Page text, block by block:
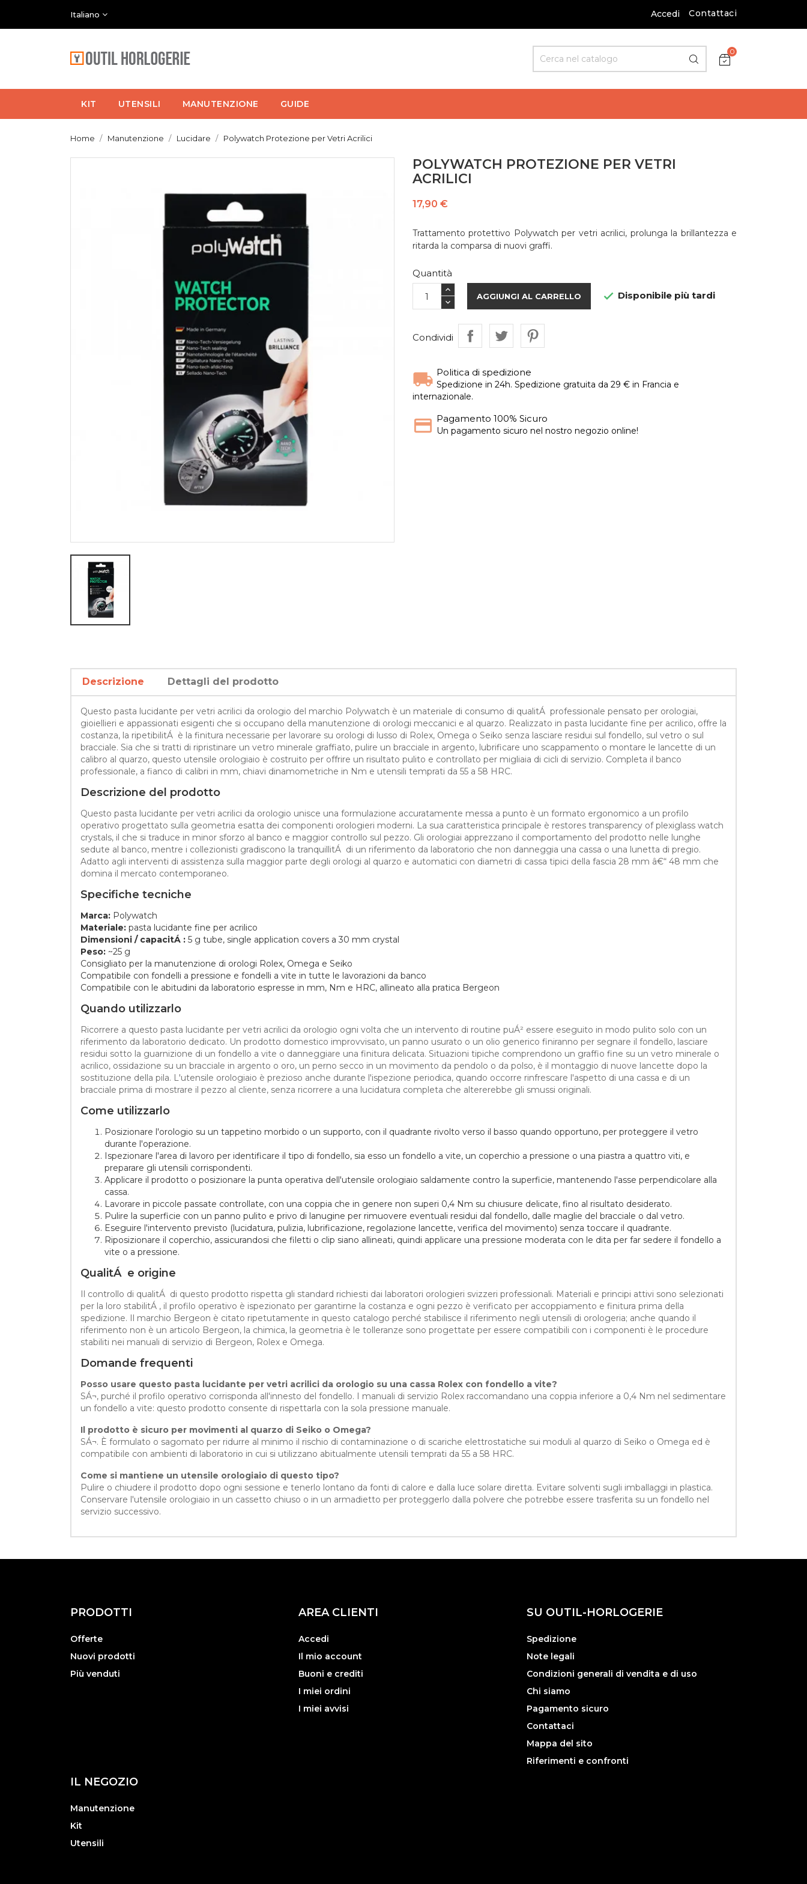
Italiano Accedi Contattaci
0
KIT UTENSILI MANUTENZIONE GUIDE
Home Manutenzione Lucidare Polywatch Protezione per Vetri Acrilici
POLYWATCH PROTEZIONE PER VETRI
ACRILICI
17,90 €
Trattamento protettivo Polywatch per vetri acrilici, prolunga la brillantezza e
ritarda la comparsa di nuovi graffi.
Quantità
AGGIUNGI AL CARRELLO  Disponibile più tardi
Condividi
Politica di spedizione
Spedizione in 24h. Spedizione gratuita da 29 € in Francia e
internazionale.
Pagamento 100% Sicuro
Un pagamento sicuro nel nostro negozio online!
Descrizione Dettagli del prodotto
Questo pasta lucidante per vetri acrilici da orologio del marchio Polywatch è un materiale di consumo di qualitÁ professionale pensato per orologiai,
gioiellieri e appassionati esigenti che si occupano della manutenzione di orologi meccanici e al quarzo. Realizzato in pasta lucidante fine per acrilico, offre la
costanza, la ripetibilitÁ è la finitura necessarie per lavorare su orologi di lusso di Rolex, Omega o Seiko senza lasciare residui sul fondello, sul vetro o sul
bracciale. Sia che si tratti di ripristinare un vetro minerale graffiato, pulire un bracciale in argento, lubrificare uno scappamento o montare le lancette di un
calibro al quarzo, questo utensile orologiaio è costruito per offrire un risultato pulito e controllato per migliaia di cicli di servizio. Completa il banco
professionale, a fianco di calibri in mm, chiavi dinamometriche in Nm e utensili temprati da 55 a 58 HRC.
Descrizione del prodotto
Questo pasta lucidante per vetri acrilici da orologio unisce una formulazione accuratamente messa a punto è un formato ergonomico a un profilo
operativo progettato sulla geometria esatta dei componenti orologieri moderni. La sua caratteristica principale è restores transparency of plexiglass watch
crystals, il che si traduce in minor sforzo al banco e maggior controllo sul pezzo. Gli orologiai apprezzano il comportamento del prodotto nelle lunghe
sedute al banco, mentre i collezionisti gradiscono la tranquillitÁ di un riferimento da laboratorio che non danneggia una cassa o una lunetta di pregio.
Adatto agli interventi di assistenza sulla maggior parte degli orologi al quarzo e automatici con diametri di cassa tipici della fascia 28 mm â€“ 48 mm che
domina il mercato contemporaneo.
Specifiche tecniche
Marca: Polywatch
Materiale: pasta lucidante fine per acrilico
Dimensioni / capacitÁ : 5 g tube, single application covers a 30 mm crystal
Peso: ~25 g
Consigliato per la manutenzione di orologi Rolex, Omega e Seiko
Compatibile con fondelli a pressione e fondelli a vite in tutte le lavorazioni da banco
Compatibile con le abitudini da laboratorio espresse in mm, Nm e HRC, allineato alla pratica Bergeon
Quando utilizzarlo
Ricorrere a questo pasta lucidante per vetri acrilici da orologio ogni volta che un intervento di routine puÁ² essere eseguito in modo pulito solo con un
riferimento da laboratorio dedicato. Un prodotto domestico improvvisato, un panno usurato o un olio generico finiranno per segnare il fondello, lasciare
residui sotto la guarnizione di un fondello a vite o danneggiare una finitura delicata. Situazioni tipiche comprendono un graffio fine su un vetro minerale o
acrilico, ossidazione su un bracciale in argento o oro, un perno secco in un movimento da pendolo o da polso, è il montaggio di nuove lancette dopo la
sostituzione della pila. L'utensile orologiaio è prezioso anche durante l'ispezione periodica, quando occorre rinfrescare l'aspetto di una cassa e di un
bracciale prima di mostrare il pezzo al cliente, senza ricorrere a una lucidatura completa che altererebbe gli smussi originali.
Come utilizzarlo
Posizionare l'orologio su un tappetino morbido o un supporto, con il quadrante rivolto verso il basso quando opportuno, per proteggere il vetro
durante l'operazione.
Ispezionare l'area di lavoro per identificare il tipo di fondello, sia esso un fondello a vite, un coperchio a pressione o una piastra a quattro viti, e
preparare gli utensili corrispondenti.
Applicare il prodotto o posizionare la punta operativa dell'utensile orologiaio saldamente contro la superficie, mantenendo l'asse perpendicolare alla
cassa.
Lavorare in piccole passate controllate, con una coppia che in genere non superi 0,4 Nm su chiusure delicate, fino al risultato desiderato.
Pulire la superficie con un panno pulito e privo di lanugine per rimuovere eventuali residui dal fondello, dalle maglie del bracciale o dal vetro.
Eseguire l'intervento previsto (lucidatura, pulizia, lubrificazione, regolazione lancette, verifica del movimento) senza toccare il quadrante.
Riposizionare il coperchio, assicurandosi che filetti o clip siano allineati, quindi applicare una pressione moderata con le dita per far sedere il fondello a
vite o a pressione.
QualitÁ e origine
Il controllo di qualitÁ di questo prodotto rispetta gli standard richiesti dai laboratori orologieri svizzeri professionali. Materiali e principi attivi sono selezionati
per la loro stabilitÁ , il profilo operativo è ispezionato per garantirne la costanza e ogni pezzo è verificato per accoppiamento e finitura prima della
spedizione. Il marchio Bergeon è citato ripetutamente in questo catalogo perché stabilisce il riferimento negli utensili di orologeria; anche quando il
riferimento non è un articolo Bergeon, la chimica, la geometria è le tolleranze sono progettate per essere compatibili con i componenti è le procedure
stabiliti nei manuali di servizio di Bergeon, Rolex e Omega.
Domande frequenti
Posso usare questo pasta lucidante per vetri acrilici da orologio su una cassa Rolex con fondello a vite?
SÁ¬, purché il profilo operativo corrisponda all'innesto del fondello. I manuali di servizio Rolex raccomandano una coppia inferiore a 0,4 Nm nel sedimentare
un fondello a vite: questo prodotto consente di rispettarla con la sola pressione manuale.
Il prodotto è sicuro per movimenti al quarzo di Seiko o Omega?
SÁ¬. È formulato o sagomato per ridurre al minimo il rischio di contaminazione o di scariche elettrostatiche sui moduli al quarzo di Seiko o Omega ed è
compatibile con ambienti di laboratorio in cui si utilizzano abitualmente utensili temprati da 55 a 58 HRC.
Come si mantiene un utensile orologiaio di questo tipo?
Pulire o chiudere il prodotto dopo ogni sessione e tenerlo lontano da fonti di calore e dalla luce solare diretta. Evitare solventi sugli imballaggi in plastica.
Conservare l'utensile orologiaio in un cassetto chiuso o in un armadietto per proteggerlo dalla polvere che potrebbe essere trasferita su un fondello nel
servizio successivo.
PRODOTTI
Offerte
Nuovi prodotti
Più venduti
AREA CLIENTI
Accedi
Il mio account
Buoni e crediti
I miei ordini
I miei avvisi
SU OUTIL-HORLOGERIE
Spedizione
Note legali
Condizioni generali di vendita e di uso
Chi siamo
Pagamento sicuro
Contattaci
Mappa del sito
Riferimenti e confronti
IL NEGOZIO
Manutenzione
Kit
Utensili